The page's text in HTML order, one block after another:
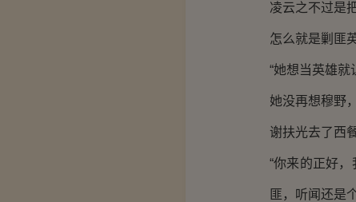
凌云之不过是
怎么就是剿匪
“她想当英雄就
她没再想穆野
谢扶光去了西
“你来的正好
匪，听闻还是